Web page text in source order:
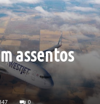
assentos
0